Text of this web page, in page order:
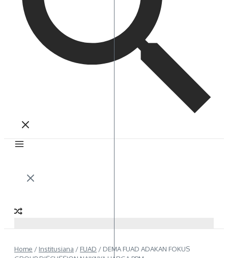
Home / Institusiana / FUAD / DEMA FUAD ADAKAN FOKUS